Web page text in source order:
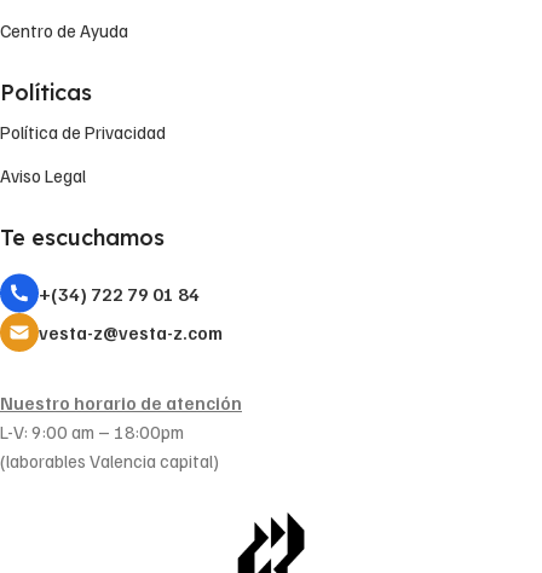
Centro de Ayuda
Políticas
Política de Privacidad
Aviso Legal
Te escuchamos
+(34) 722 79 01 84
vesta-z@vesta-z.com
Nuestro horario de atención
L-V: 9:00 am – 18:00pm
(laborables Valencia capital)